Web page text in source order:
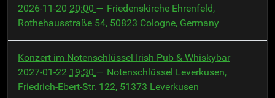
2026-11-20 20:00 — Friedenskirche Ehrenfeld,
Rothehausstraße 54, 50823 Cologne, Germany
Konzert im Notenschlüssel Irish Pub & Whiskybar
2027-01-22 19:30 — Notenschlüssel Leverkusen,
Friedrich-Ebert-Str. 122, 51373 Leverkusen